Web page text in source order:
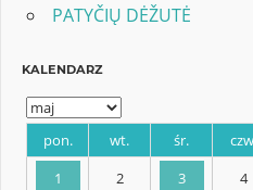
PATYČIŲ DĖŽUTĖ